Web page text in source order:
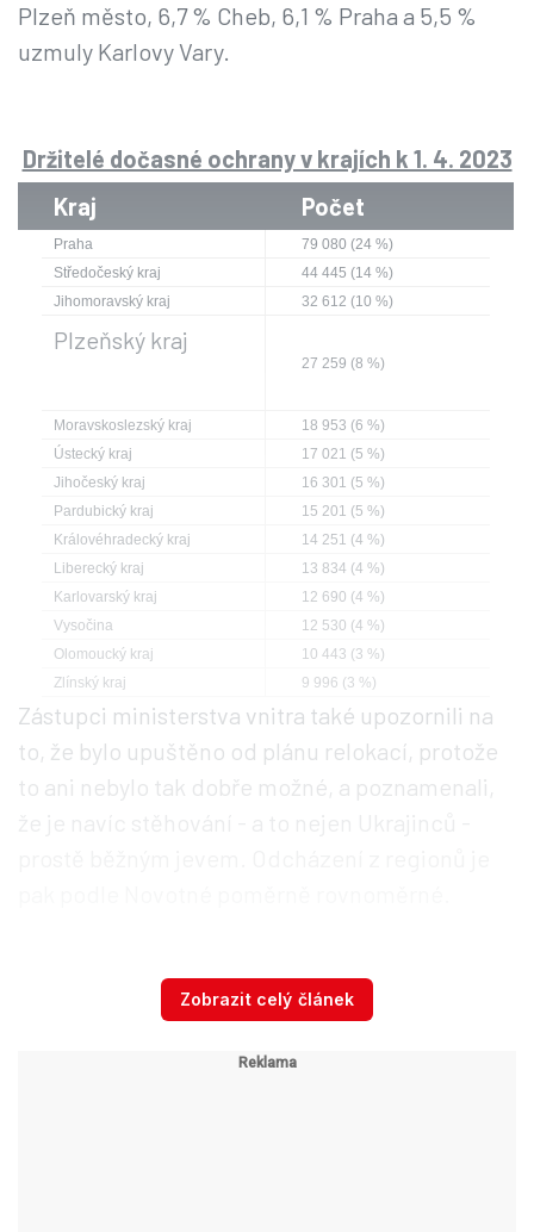
Plzeň město, 6,7 % Cheb, 6,1 % Praha a 5,5 %
uzmuly Karlovy Vary.
Držitelé dočasné ochrany v krajích k 1. 4. 2023
Kraj
Počet
Praha
79 080 (24 %)
Středočeský kraj
44 445 (14 %)
Jihomoravský kraj
32 612 (10 %)
Plzeňský kraj
27 259 (8 %)
Moravskoslezský kraj
18 953 (6 %)
Ústecký kraj
17 021 (5 %)
Jihočeský kraj
16 301 (5 %)
Pardubický kraj
15 201 (5 %)
Královéhradecký kraj
14 251 (4 %)
Liberecký kraj
13 834 (4 %)
Karlovarský kraj
12 690 (4 %)
Vysočina
12 530 (4 %)
Olomoucký kraj
10 443 (3 %)
Zlínský kraj
9 996 (3 %)
Zástupci ministerstva vnitra také upozornili na
to, že bylo upuštěno od plánu relokací, protože
to ani nebylo tak dobře možné, a poznamenali,
A co je to vlastně dočasná ochrana?
o nástroj EU a krizový mechanismus, který se
aktivuje při výjimečných okolnostech v případě
Zobrazit celý článek